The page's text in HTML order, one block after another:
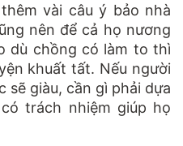
vài câu ý bảo nhà
nên để cả họ nương
dù chồng có làm to thì
khuất tất. Nếu người
sẽ giàu, cần gì phải dựa
trách nhiệm giúp họ